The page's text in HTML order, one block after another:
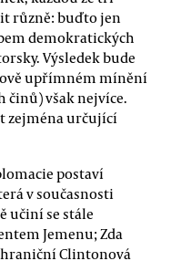
různě: buďto jen
demokratických
Výsledek bude
upřímném mínění
činů) však nejvíce.
zejména určující
postaví
v současnosti
učiní se stále
Jemenu; Zda
Clintonová